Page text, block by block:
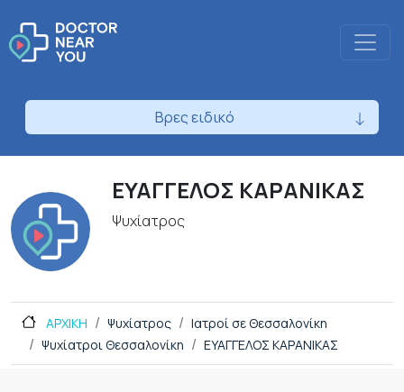
Βρες ειδικό
ΕΥΑΓΓΕΛΟΣ ΚΑΡΑΝΙΚΑΣ
Ψυχίατρος
ΑΡΧΙΚΗ Ψυχίατρος
Ιατροί σε Θεσσαλονίκη
Ψυχίατροι Θεσσαλονίκη
ΕΥΑΓΓΕΛΟΣ ΚΑΡΑΝΙΚΑΣ